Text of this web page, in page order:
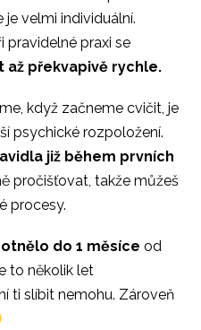
je velmi individuální.
pravidelné praxi se
překvapivě rychle.
když začneme cvičit, je
psychické rozpoložení.
již během prvních
pročišťovat, takže můžeš
procesy.
do 1 měsíce od
to několik let
ti slíbit nemohu. Zároveň